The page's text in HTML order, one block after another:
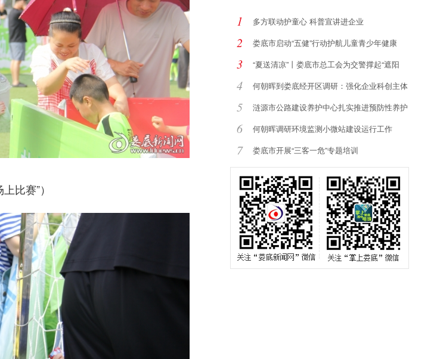
比赛”）
1 多方联动护童心 科普宣讲进企业
2 娄底市启动“五健”行动护航儿童青少年健康
3 “夏送清凉”丨娄底市总工会为交警撑起“遮阳
4
何朝晖到娄底经开区调研：强化企业科创主体
5
涟源市公路建设养护中心扎实推进预防性养护
6 何朝晖调研环境监测小微站建设运行工作
7 娄底市开展“三客一危”专题培训